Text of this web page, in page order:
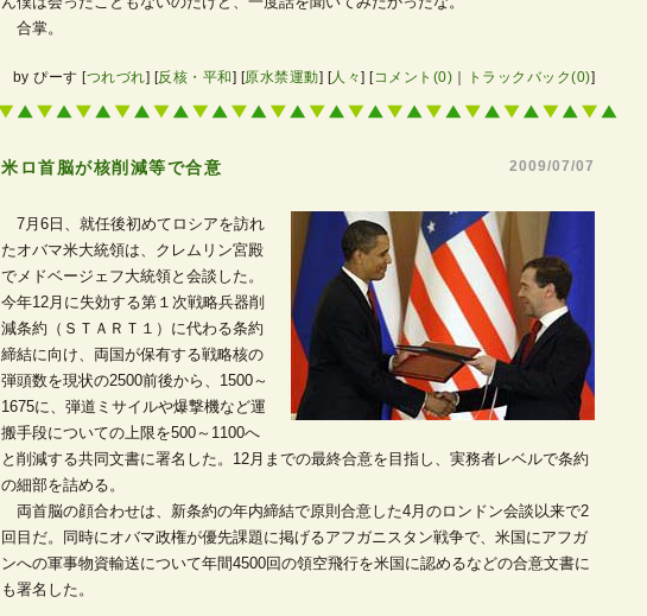
合掌。
by ぴーす [つれづれ] [反核・平和] [原水禁運動] [人々] [コメント(0) トラックバック(0)]
米ロ首脳が核削減等で合意 2009/07/07
7月6日、就任後初めてロシアを訪れ
たオバマ米大統領は、クレムリン宮殿
でメドベージェフ大統領と会談した。
今年12月に失効する第１次戦略兵器削
減条約（ＳＴＡＲＴ１）に代わる条約
締結に向け、両国が保有する戦略核の
弾頭数を現状の2500前後から、1500～
1675に、弾道ミサイルや爆撃機など運
搬手段についての上限を500～1100へ
と削減する共同文書に署名した。12月までの最終合意を目指し、実務者レベルで条約
の細部を詰める。
両首脳の顔合わせは、新条約の年内締結で原則合意した4月のロンドン会談以来で2
回目だ。同時にオバマ政権が優先課題に掲げるアフガニスタン戦争で、米国にアフガ
ンへの軍事物資輸送について年間4500回の領空飛行を米国に認めるなどの合意文書に
も署名した。